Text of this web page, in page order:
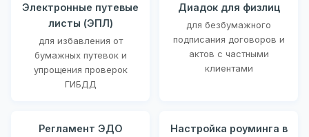
Электронные путевые
листы (ЭПЛ)
для избавления от
бумажных путевок и
упрощения проверок
ГИБДД
Диадок для физлиц
для безбумажного
подписания договоров и
актов с частными
клиентами
Регламент ЭДО
Настройка роуминга в